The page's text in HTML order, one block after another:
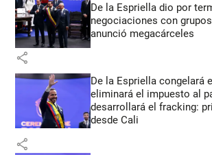
De la Espriella dio por
negociaciones con
anunció megacárceles
share
De la Espriella congelará
eliminará el impuesto al
desarrollará el fracking:
desde Cali
share